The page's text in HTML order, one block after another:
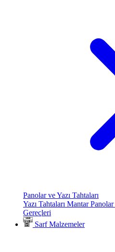
Panolar ve Yazı Tahtaları
Yazı Tahtaları Mantar Panolar
Gereçleri
Sarf Malzemeler